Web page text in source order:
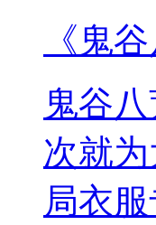
《鬼
鬼谷
次就
局衣